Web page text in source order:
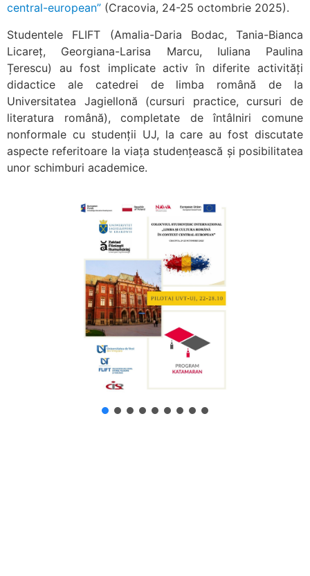
central-european” (Cracovia, 24-25 octombrie 2025).
Studentele FLIFT (Amalia-Daria Bodac, Tania-Bianca
Licareț, Georgiana-Larisa Marcu, Iuliana Paulina
Țerescu) au fost implicate activ în diferite activități
didactice ale catedrei de limba română de la
Universitatea Jagiellonă (cursuri practice, cursuri de
literatura română), completate de întâlniri comune
nonformale cu studenții UJ, la care au fost discutate
aspecte referitoare la viața studențească și posibilitatea
unor schimburi academice.